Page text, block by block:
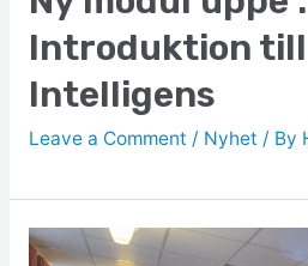
Introduktion
Intelligens
Leave a Comment / Nyhet / By